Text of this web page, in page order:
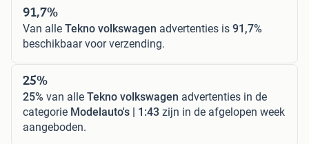
91,7%
Van alle Tekno volkswagen advertenties is 91,7%
beschikbaar voor verzending.
25%
25% van alle Tekno volkswagen advertenties in de
categorie Modelauto's | 1:43 zijn in de afgelopen week
aangeboden.